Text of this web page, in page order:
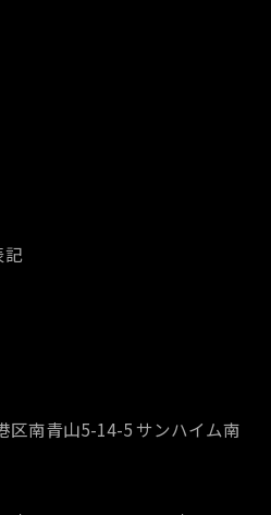
記
区南青山5-14-5 サンハイム南